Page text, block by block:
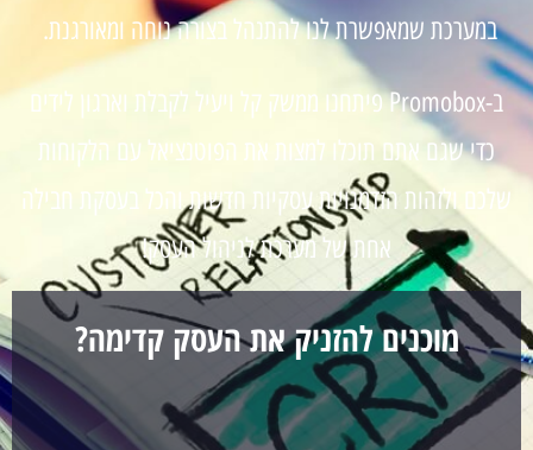
במערכת שמאפשרת לנו להתנהל בצורה נוחה ומאורגנת.
ב-Promobox פיתחנו ממשק קל ויעיל לקבלת וארגון לידים
כדי שגם אתם תוכלו למצות את הפוטנציאל עם הלקוחות
שלכם ולזהות הזדמנויות עסקיות חדשות והכל בעסקת חבילה
אחת של מערכת לניהול העסק!
מוכנים להזניק את העסק קדימה?